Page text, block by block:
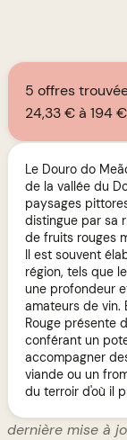
5 offres
24,33 € à 194 €
Le Douro do
de la vallée du
paysages
distingue par sa
de fruits rouges
Il est souvent
région, tels que
une profondeur
amateurs de vin.
Rouge présente
conférant un
accompagner
viande ou un
du terroir d'où il
dernière mise à